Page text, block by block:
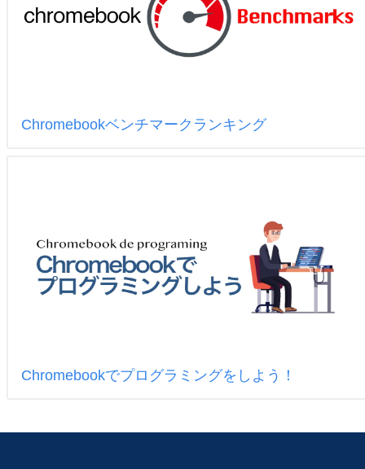
Chromebookベンチマークランキング
Chromebookでプログラミングをしよう！